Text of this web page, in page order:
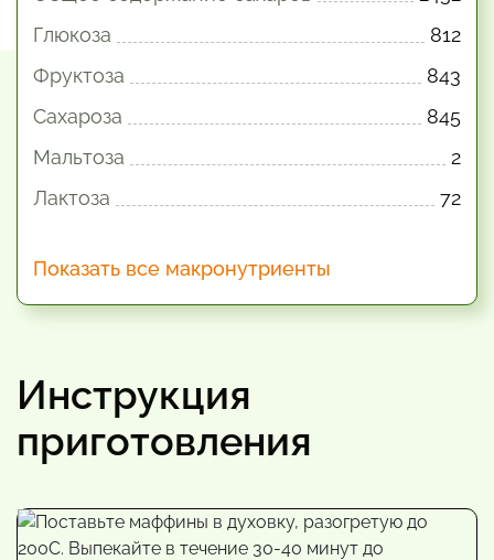
Глюкоза
812
Фруктоза
843
Сахароза
845
Мальтоза
2
Лактоза
72
Показать все макронутриенты
Инструкция
приготовления